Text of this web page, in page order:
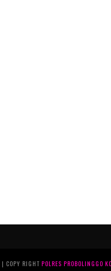
| COPY RIGHT POLRES PROBOLINGGO